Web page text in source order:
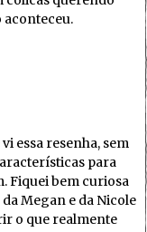
aconteceu.
essa resenha, sem
para
Fiquei bem curiosa
Megan e da Nicole
o que realmente